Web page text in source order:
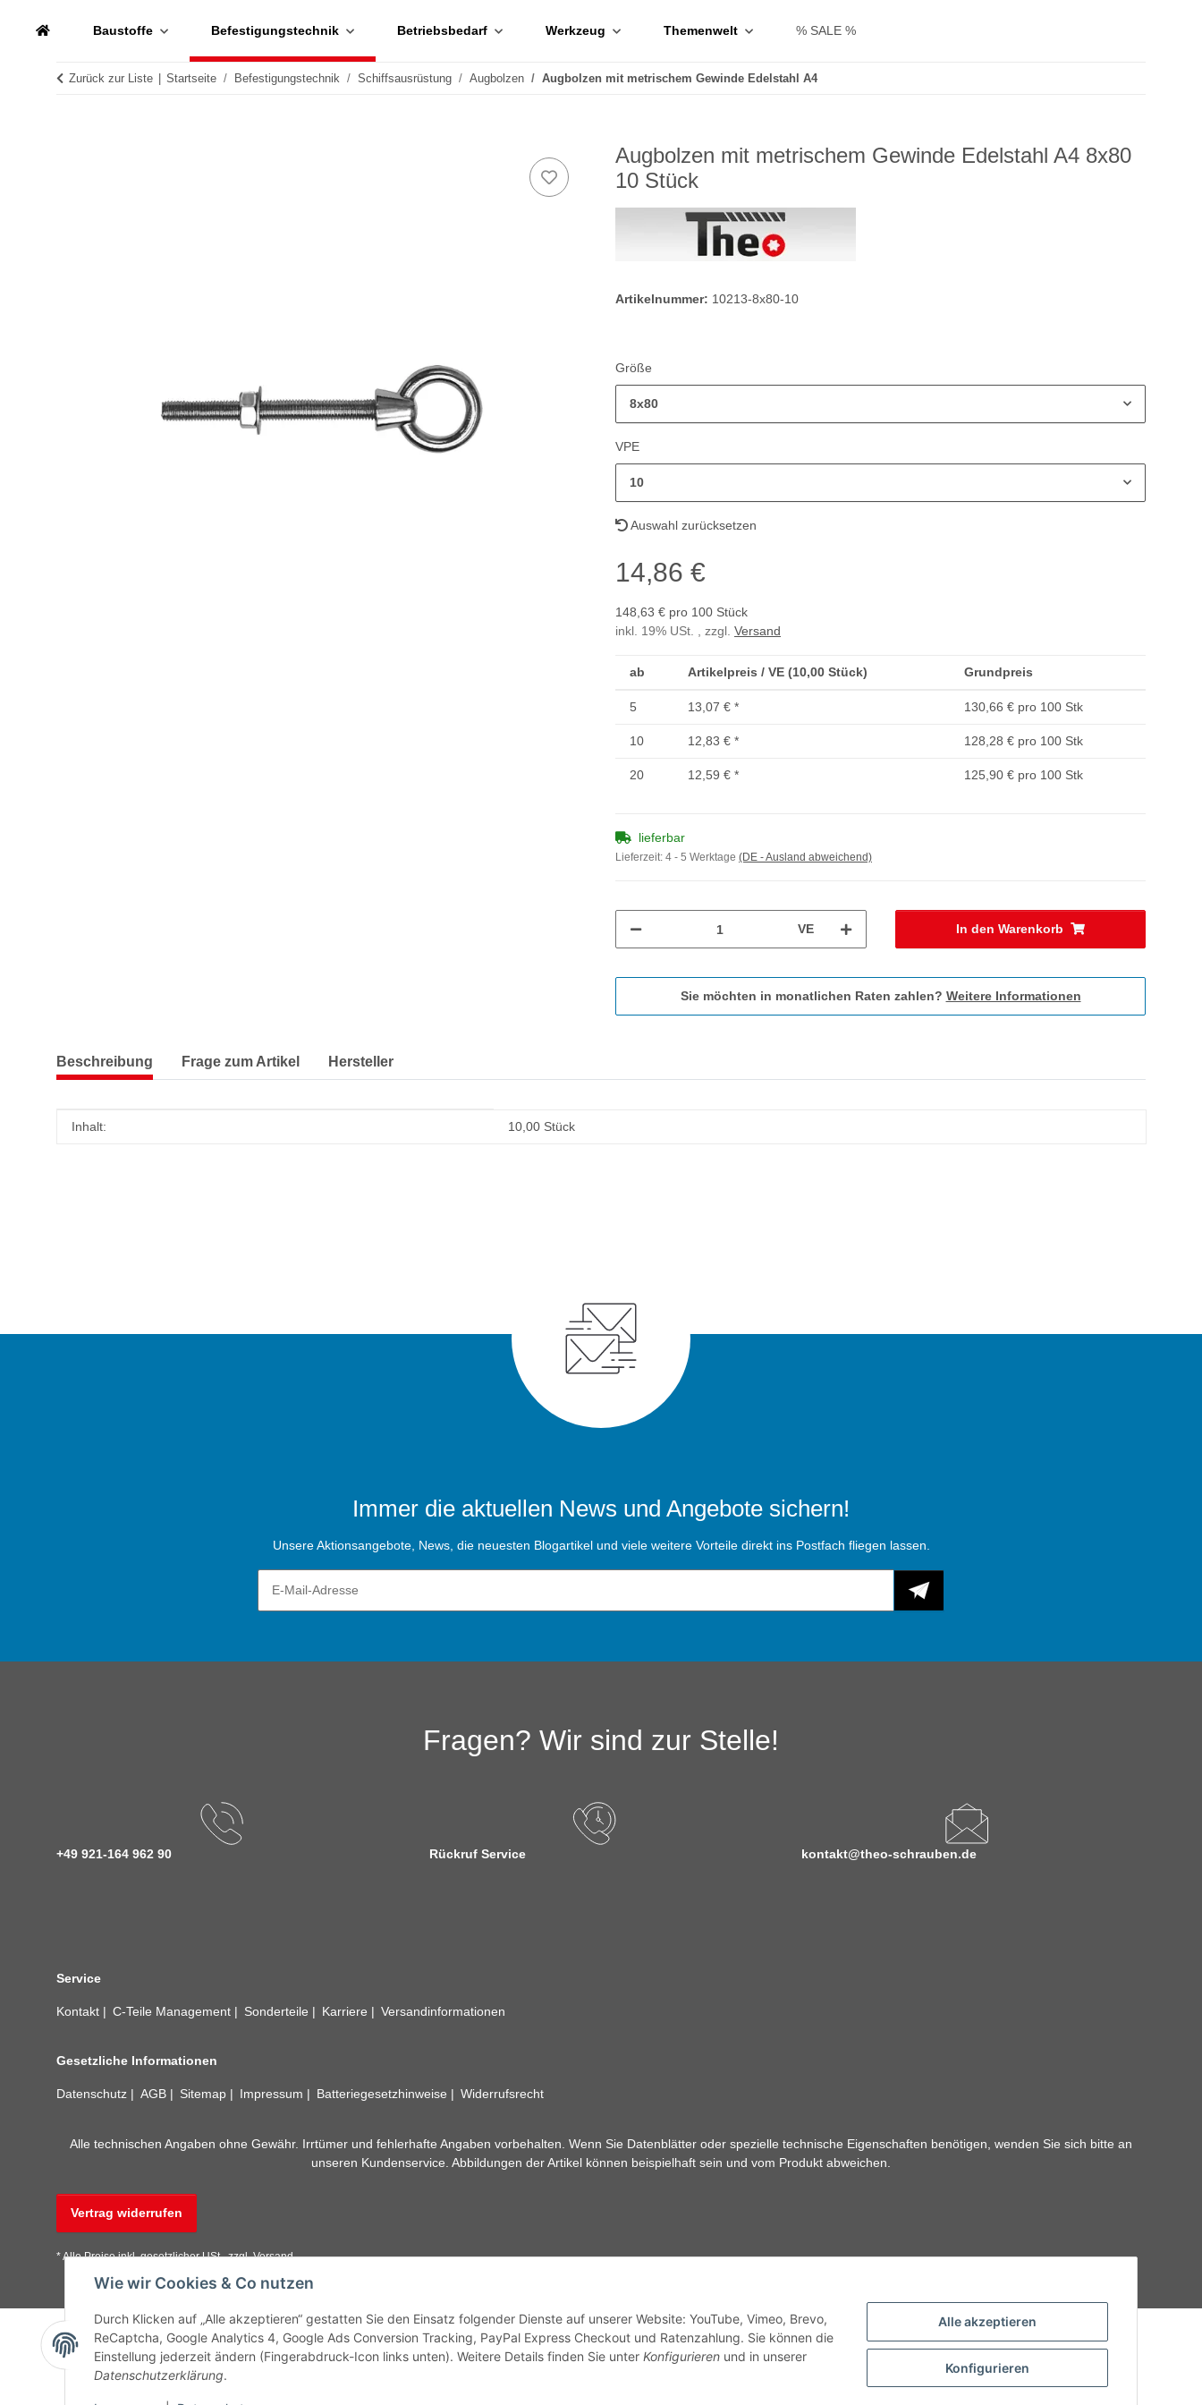
Alle akzeptieren
Konfigurieren
Wie wir Cookies & Co nutzen
Durch Klicken auf „Alle akzeptieren“ gestatten Sie den Einsatz folgender Dienste auf unserer Website: YouTube, Vimeo, Brevo,
ReCaptcha, Google Analytics 4, Google Ads Conversion Tracking, PayPal Express Checkout und Ratenzahlung. Sie können die
Einstellung jederzeit ändern (Fingerabdruck-Icon links unten). Weitere Details finden Sie unter Konfigurieren und in unserer
Datenschutzerklärung.
Baustoffe Befestigungstechnik Betriebsbedarf Werkzeug Themenwelt % SALE %
Zurück zur Liste Startseite Befestigungstechnik Schiffsausrüstung Augbolzen Augbolzen mit metrischem Gewinde Edelstahl A4
Augbolzen mit metrischem Gewinde Edelstahl A4 8x80
10 Stück
Artikelnummer: 10213-8x80-10
Größe
8x80
VPE
10
Auswahl zurücksetzen
14,86 €
148,63 € pro 100 Stück
inkl. 19% USt. , zzgl. Versand
ab Artikelpreis / VE (10,00 Stück) Grundpreis
5 13,07 € * 130,66 € pro 100 Stk
10 12,83 € * 128,28 € pro 100 Stk
20 12,59 € * 125,90 € pro 100 Stk
lieferbar
Lieferzeit: 4 - 5 Werktage (DE - Ausland abweichend)
VE In den Warenkorb
Sie möchten in monatlichen Raten zahlen? Weitere Informationen
Beschreibung Frage zum Artikel Hersteller
Produkteigenschaft
Wert
Inhalt: 10,00 Stück
Immer die aktuellen News und Angebote sichern!
Unsere Aktionsangebote, News, die neuesten Blogartikel und viele weitere Vorteile direkt ins Postfach fliegen lassen.
Fragen? Wir sind zur Stelle!
+49 921-164 962 90 Rückruf Service kontakt@theo-schrauben.de
Service
Kontakt C-Teile Management Sonderteile Karriere Versandinformationen
Gesetzliche Informationen
Datenschutz AGB Sitemap Impressum Batteriegesetzhinweise Widerrufsrecht
Alle technischen Angaben ohne Gewähr. Irrtümer und fehlerhafte Angaben vorbehalten. Wenn Sie Datenblätter oder spezielle technische Eigenschaften benötigen, wenden Sie sich bitte an
unseren Kundenservice. Abbildungen der Artikel können beispielhaft sein und vom Produkt abweichen.
Vertrag widerrufen
* Alle Preise inkl. gesetzlicher USt., zzgl.Versand